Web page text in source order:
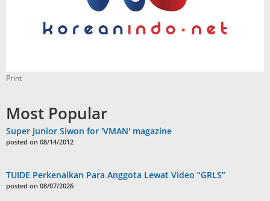
Print
Most Popular
Super Junior Siwon for 'VMAN' magazine
posted on 08/14/2012
TUIDE Perkenalkan Para Anggota Lewat Video “GRLS”
posted on 08/07/2026